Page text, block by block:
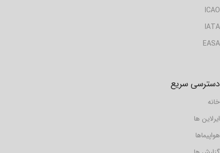
ICAO
IATA
EASA
دسترسی سریع
خانه
ایرلاین ها
هواپیماها